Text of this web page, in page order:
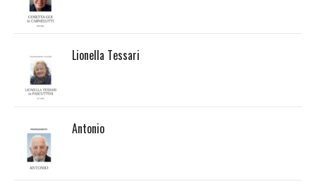
Lionella Tessari
Antonio